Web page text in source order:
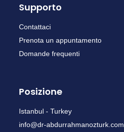
Supporto
Contattaci
Prenota un appuntamento
Domande frequenti
Posizione
Istanbul - Turkey
info@dr-abdurrahmanozturk.com